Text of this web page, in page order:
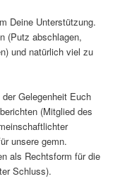
Deine Unterstützung.
(Putz abschlagen,
und natürlich viel zu
Gelegenheit Euch
(Mitglied des
unsere gemn.
als Rechtsform für die
Schluss).